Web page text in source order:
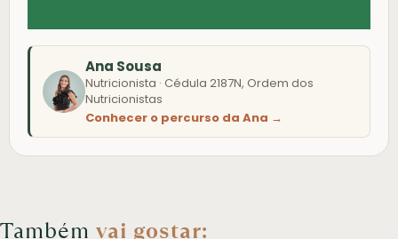
Ana Sousa
Nutricionista · Cédula 2187N, Ordem dos
Nutricionistas
Conhecer o percurso da Ana →
Também vai gostar: